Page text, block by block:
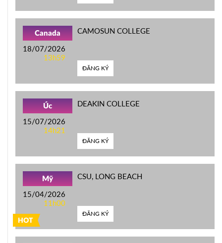
Canada
18/07/2026
13h59
CAMOSUN COLLEGE
ĐĂNG KÝ
Úc
15/07/2026
14h21
DEAKIN COLLEGE
ĐĂNG KÝ
HOT
Mỹ
15/04/2026
11h00
CSU, LONG BEACH
ĐĂNG KÝ